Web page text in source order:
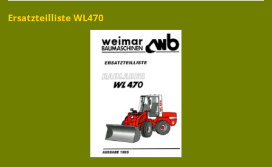
Ersatzteilliste WL470